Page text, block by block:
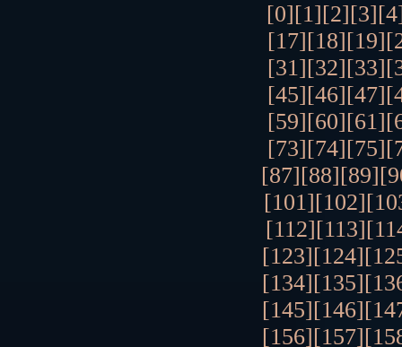
[0][1][2][3]
[17][18][19]
[31][32][33]
[45][46][47]
[59][60][61]
[73][74][75]
[87][88][89]
[101][102]
[112][113]
[123][124]
[134][135]
[145][146]
[156][157]